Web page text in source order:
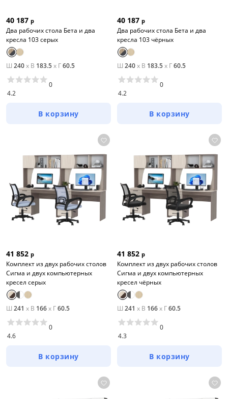
40 187 р
Два рабочих стола Бета и два
кресла 103 серых
Ш 240x В 183.5x Г60.5
4.2
0
В корзину
40 187 р
Два рабочих стола Бета и два
кресла 103 чёрных
Ш 240x В 183.5x Г60.5
4.2
0
В корзину
41 852 р
Комплект из двух рабочих столов
Сигма и двух компьютерных
кресел серых
Ш 241 x В 166x Г60.5
4.6
0
В корзину
41 852 р
Комплект из двух рабочих столов
Сигма и двух компьютерных
кресел чёрных
Ш 241 x В 166x Г60.5
4.3
0
В корзину